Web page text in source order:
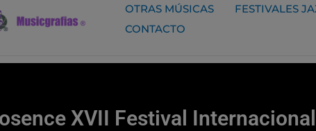
OTRAS MÚSICAS FESTIVALES
CONTACTO
XVII Festival